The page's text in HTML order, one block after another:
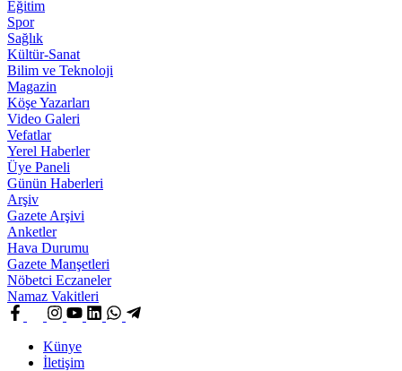
Eğitim
Spor
Sağlık
Kültür-Sanat
Bilim ve Teknoloji
Magazin
Köşe Yazarları
Video Galeri
Vefatlar
Yerel Haberler
Üye Paneli
Günün Haberleri
Arşiv
Gazete Arşivi
Anketler
Hava Durumu
Gazete Manşetleri
Nöbetci Eczaneler
Namaz Vakitleri
Künye
İletişim